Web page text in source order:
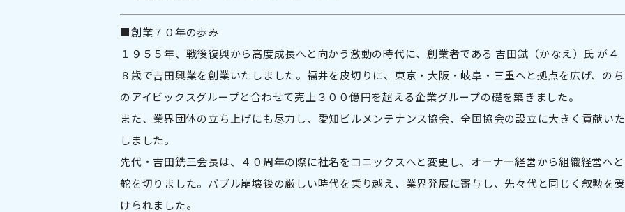
■創業７０年の歩み
１９５５年、戦後復興から高度成長へと向かう激動の時代に、創業者である 吉田鉽（かなえ）氏 が４
８歳で吉田興業を創業いたしました。福井を皮切りに、東京・大阪・岐阜・三重へと拠点を広げ、のち
のアイビックスグループと合わせて売上３００億円を超える企業グループの礎を築きました。
また、業界団体の立ち上げにも尽力し、愛知ビルメンテナンス協会、全国協会の設立に大きく貢献いた
しました。
先代・吉田銑三会長は、４０周年の際に社名をコニックスへと変更し、オーナー経営から組織経営へと
舵を切りました。バブル崩壊後の厳しい時代を乗り越え、業界発展に寄与し、先々代と同じく叙勲を受
けられました。